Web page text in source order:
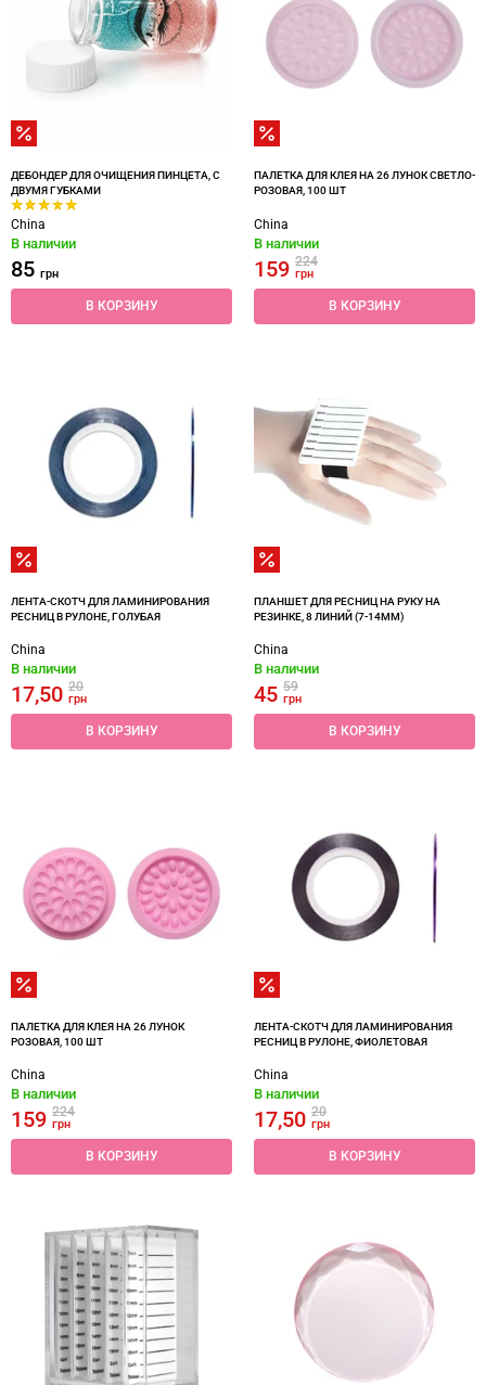
ДЕБОНДЕР ДЛЯ ОЧИЩЕНИЯ ПИНЦЕТА, С
ДВУМЯ ГУБКАМИ
China
В наличии
85 грн
В КОРЗИНУ
ПАЛЕТКА ДЛЯ КЛЕЯ НА 26 ЛУНОК СВЕТЛО-
РОЗОВАЯ, 100 ШТ
China
В наличии
159 224
грн
В КОРЗИНУ
ЛЕНТА-СКОТЧ ДЛЯ ЛАМИНИРОВАНИЯ
РЕСНИЦ В РУЛОНЕ, ГОЛУБАЯ
China
В наличии
17,50 20
грн
В КОРЗИНУ
ПЛАНШЕТ ДЛЯ РЕСНИЦ НА РУКУ НА
РЕЗИНКЕ, 8 ЛИНИЙ (7-14ММ)
China
В наличии
45 59
грн
В КОРЗИНУ
ПАЛЕТКА ДЛЯ КЛЕЯ НА 26 ЛУНОК
РОЗОВАЯ, 100 ШТ
China
В наличии
159 224
грн
В КОРЗИНУ
ЛЕНТА-СКОТЧ ДЛЯ ЛАМИНИРОВАНИЯ
РЕСНИЦ В РУЛОНЕ, ФИОЛЕТОВАЯ
China
В наличии
17,50 20
грн
В КОРЗИНУ